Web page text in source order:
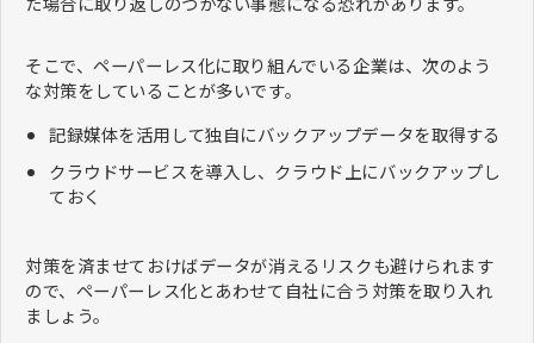
そこで、ペーパーレス化に取り組んでいる企業は、次のよう
な対策をしていることが多いです。
記録媒体を活用して独自にバックアップデータを取得する
クラウドサービスを導入し、クラウド上にバックアップし
ておく
対策を済ませておけばデータが消えるリスクも避けられます
ので、ペーパーレス化とあわせて自社に合う対策を取り入れ
ましょう。